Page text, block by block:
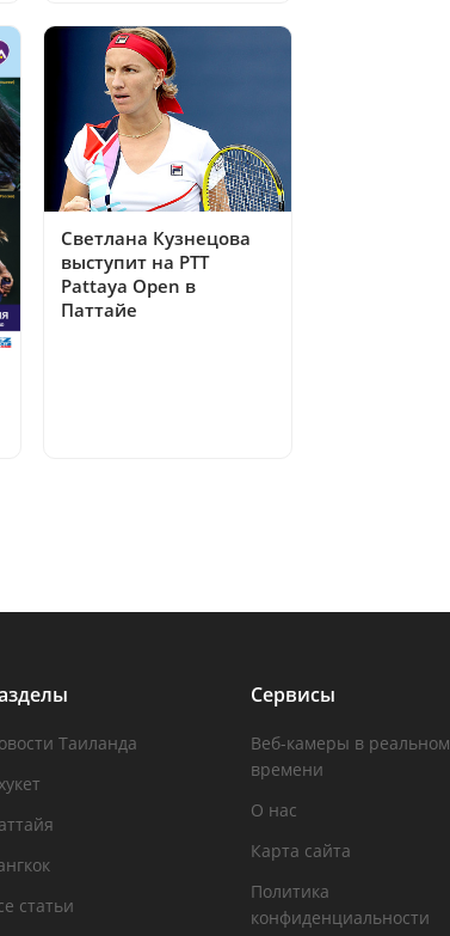
Светлана Кузнецова
выступит на PTT
Pattaya Open в
Паттайе
Таиланда
статьи
Сервисы
Веб-камеры в реальном
времени
О нас
Карта сайта
Политика
конфиденциальности